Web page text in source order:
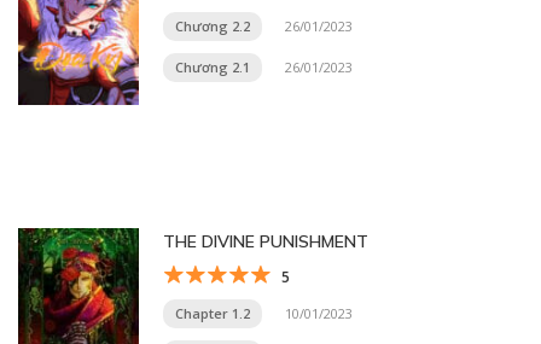
Chương 2.2 26/01/2023
Chương 2.1 26/01/2023
THE DIVINE PUNISHMENT
5
Chapter 1.2 10/01/2023